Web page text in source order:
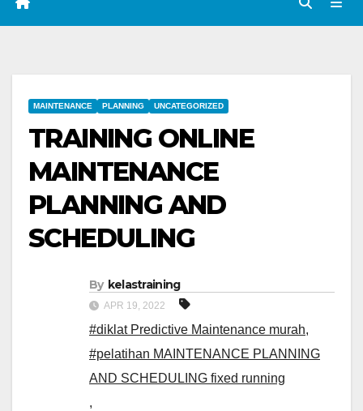
MAINTENANCE PLANNING UNCATEGORIZED
TRAINING ONLINE
MAINTENANCE
PLANNING AND
SCHEDULING
By kelastraining
APR 19, 2022
#diklat Predictive Maintenance murah,
#pelatihan MAINTENANCE PLANNING
AND SCHEDULING fixed running
,